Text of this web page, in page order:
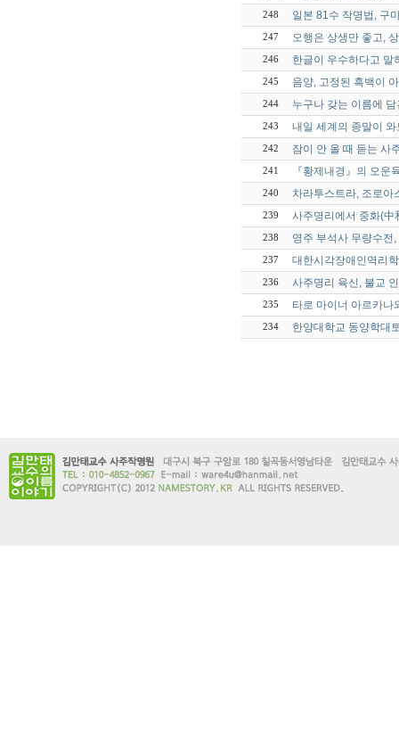
248 일본 81수 작명법, 구
247 오행은 상생만 좋고,
246 한글이 우수하다고 말
245 음양, 고정된 흑백이
244 누구나 갖는 이름에 담
243 내일 세계의 종말이
242 잠이 안 올 때 듣는 사
241 『황제내경』의 오운
240 차라투스트라, 조로아
239 사주명리에서 중화(中
238 영주 부석사 무량수전
237 대한시각장애인역리
236 사주명리 육신, 불교
235 타로 마이너 아르카나
234 한양대학교 동양학대